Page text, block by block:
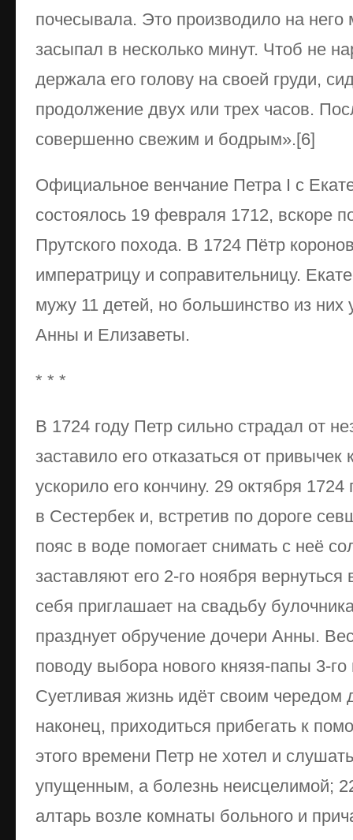
почесывала. Это производило на него
засыпал в несколько минут. Чтоб не
держала его голову на своей груди,
продолжение двух или трех часов.
совершенно свежим и бодрым».[6]
Официальное венчание Петра I с
состоялось 19 февраля 1712, вскоре
Прутского похода. В 1724 Пётр
императрицу и соправительницу.
мужу 11 детей, но большинство из них
Анны и Елизаветы.
* * *
В 1724 году Петр сильно страдал от
заставило его отказаться от привычек
ускорило его кончину. 29 октября
в Сестербек и, встретив по дороге
пояс в воде помогает снимать с неё
заставляют его 2-го ноября вернуться
себя приглашает на свадьбу
празднует обручение дочери Анны.
поводу выбора нового князя-папы 3-го
Суетливая жизнь идёт своим чередом
наконец, приходиться прибегать к
этого времени Петр не хотел и
упущенным, а болезнь неисцелимой;
алтарь возле комнаты больного и